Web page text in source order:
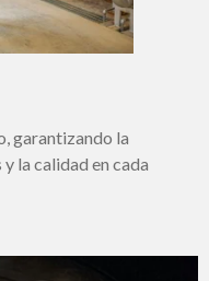
garantizando la
la calidad en cada